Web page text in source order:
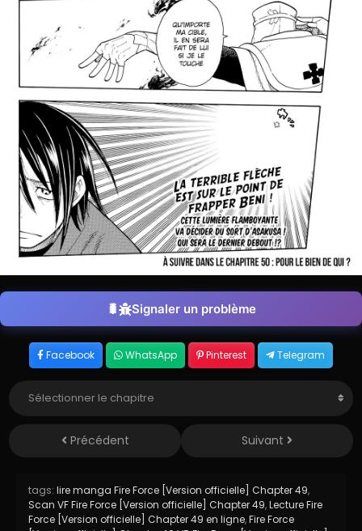
Signaler un problème
Facebook WhatsApp Pinterest Telegram
Précédent Suivant
tags: lire manga Fire Force [Version officielle] Chapter 49,
Scan VF Fire Force [Version officielle] Chapter 49,Lecture Fire
Force [Version officielle] Chapter 49 en ligne,Fire Force